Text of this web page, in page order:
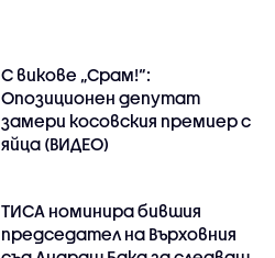
С викове „Срам!“:
Опозиционен депутат
замери косовския премиер с
яйца (ВИДЕО)
ТИСА номинира бившия
председател на Върховния